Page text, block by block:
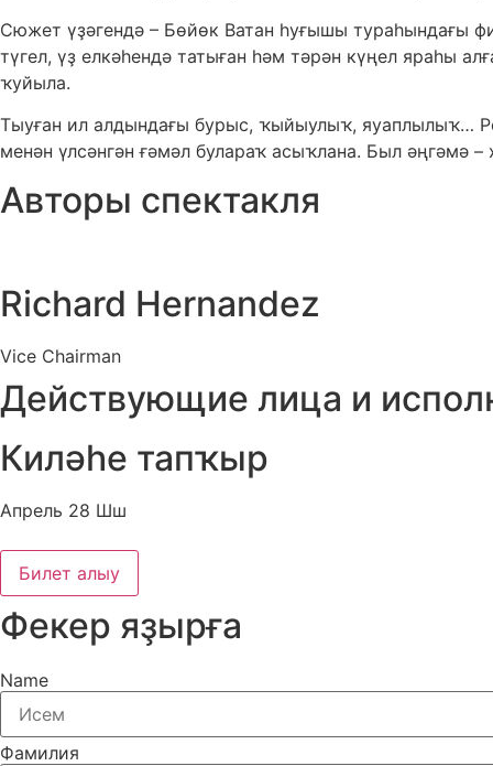
Сюжет үҙәгендә – Бөйөк Ватан һуғышы тураһындағы
түгел, үҙ елкәһендә татыған һәм тәрән күңел яраһы
ҡуйыла.
Тыуған ил алдындағы бурыс, ҡыйыулыҡ, яуаплылыҡ…
менән үлсәнгән ғәмәл булараҡ асыҡлана. Был әңгәмә
Авторы спектакля
Richard Hernandez
Vice Chairman
Действующие лица и
Киләһе тапҡыр
Апрель 28 Шш
Билет алыу
Фекер яҙырға
Name
Фамилия